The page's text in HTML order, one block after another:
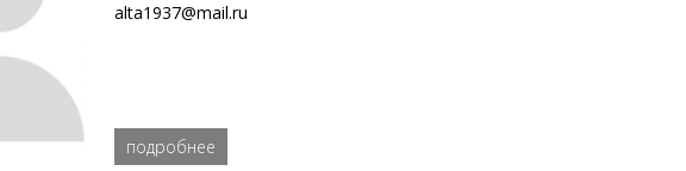
alta1937@mail.ru
подробнее